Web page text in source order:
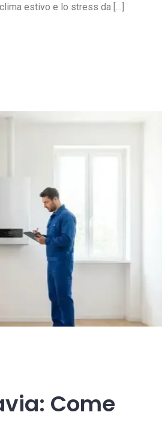
estivo e lo stress da […]
Come